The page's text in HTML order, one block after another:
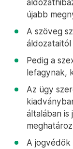
újabb
A szöveg
Pedig a
lefagynak,
Az ügy
általában
A jogvédők